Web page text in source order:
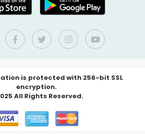
is protected with 256-bit SSL
encryption.
All Rights Reserved.